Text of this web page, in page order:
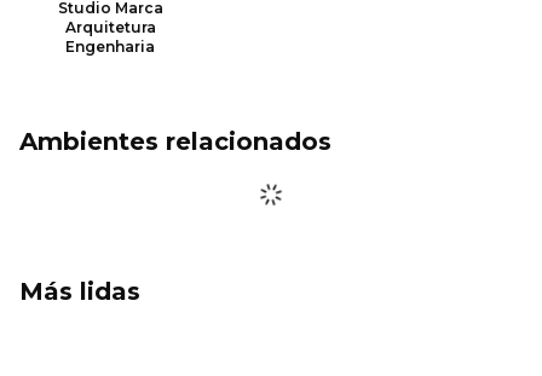
Studio Marca
Arquitetura
Engenharia
Ambientes relacionados
Más lidas